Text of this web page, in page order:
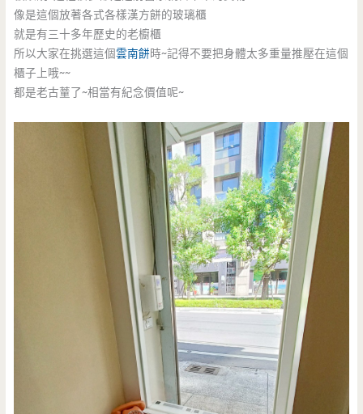
像是這個放著各式各樣漢方餅的玻璃櫃
就是有三十多年歷史的老櫥櫃
所以大家在挑選這個雲南餅時~記得不要把身體太多重量推壓在這個
櫃子上哦~~
都是老古蕫了~相當有紀念價值呢~